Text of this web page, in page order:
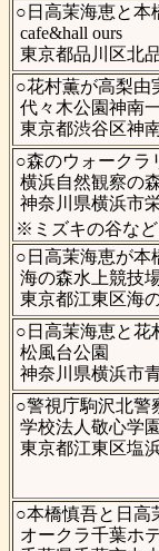
○日高茉海恵と本
cafe&hall ours
東京都品川区北
○花村薫が高梨由
代々木公園神南
東京都渋谷区神
○森のウォークラ
横浜自然観察の
神奈川県横浜市
※ミズキの谷など
○日高茉海恵が本
海の森水上競技
東京都江東区海
○日高茉海恵と花
松風台公園
神奈川県横浜市
○警視庁駒沢北警
学校法人敬心学
東京都江東区塩
○本橋慎吾と日高
オークラ千葉ホ